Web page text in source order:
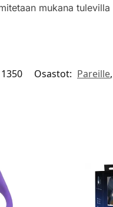
mukana
Osastot: Pareille,